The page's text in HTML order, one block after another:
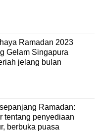
Ramadan 2023
Gelam Singapura
jelang bulan
Ramadan:
tentang penyediaan
berbuka puasa